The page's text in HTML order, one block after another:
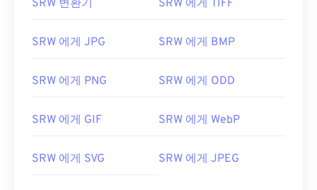
SRW 변환기 SRW 에게 TIFF
SRW 에게 JPG SRW 에게 BMP
SRW 에게 PNG SRW 에게 ODD
SRW 에게 GIF SRW 에게 WebP
SRW 에게 SVG SRW 에게 JPEG